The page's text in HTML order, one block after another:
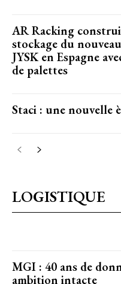
AR Racking
stockage du
JYSK en Espagne
de palettes
Staci : une nouvelle
LOGISTIQUE
MGI : 40 ans de
ambition intacte